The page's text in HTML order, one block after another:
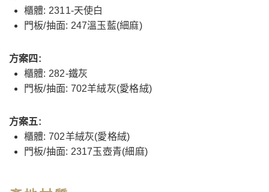
櫃體: 2311-天使白
門板/抽面: 247溫玉藍(細麻)
方案四:
櫃體: 282-鐵灰
門板/抽面: 702羊絨灰(愛格絨)
方案五:
櫃體: 702羊絨灰(愛格絨)
門板/抽面: 2317玉壺青(細麻)